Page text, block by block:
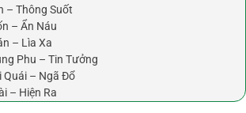
– Thông Suốt
– Ẩn Náu
– Lìa Xa
Phu – Tin Tưởng
Quái – Ngã Đổ
– Hiện Ra